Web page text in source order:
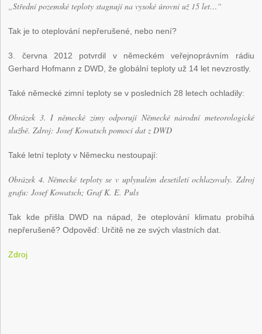
„Střední pozemské teploty stagnují na vysoké úrovni už 15 let…“
Tak je to oteplování nepřerušené, nebo není?
3. června 2012 potvrdil v německém veřejnoprávním rádiu
Gerhard Hofmann z DWD, že globální teploty už 14 let nevzrostly.
Také německé zimní teploty se v posledních 28 letech ochladily:
Obrázek 3. I německé zimy odporují Německé národní meteorologické
službě. Zdroj: Josef Kowatsch pomocí dat z DWD
Také letní teploty v Německu nestoupají:
Obrázek 4. Německé teploty se v uplynulém desetiletí ochlazovaly. Zdroj
grafu: Josef Kowatsch; Graf K. E. Puls
Tak kde přišla DWD na nápad, že oteplování klimatu probíhá
nepřerušeně? Odpověď: Určitě ne ze svých vlastních dat.
Zdroj